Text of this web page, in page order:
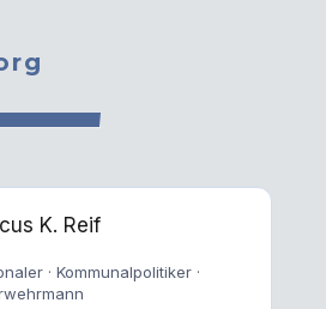
K. Reif
· Kommunalpolitiker ·